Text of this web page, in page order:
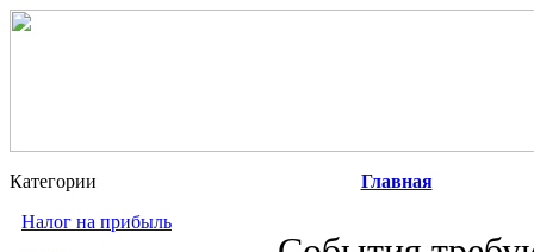
Категории
Налог на прибыль
Главная